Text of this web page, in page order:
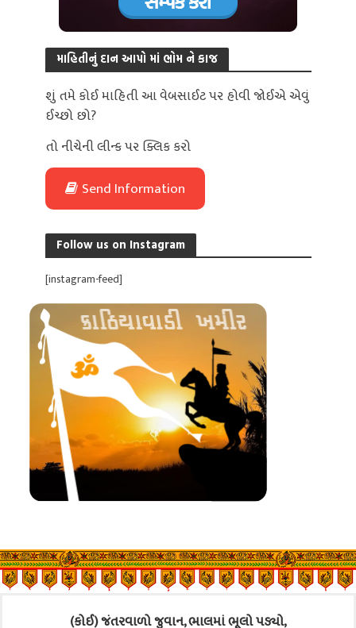
માહિતીનું દાન આપો માં ભોમ ને કાજ
શું તમે કોઈ માહિતી આ વેબસાઈટ પર હોવી જોઈએ એવું
ઈચ્છો છો?
તો નીચેની લીન્ક પર ક્લિક કરો
Send Information
Follow us on Instagram
[instagram-feed]
(કોઈ) જંતરવાળો જુવાન, ભાલમાં ભૂલો પડ્યો,